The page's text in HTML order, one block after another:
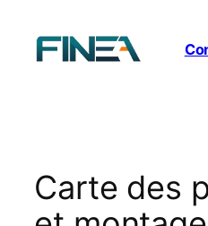
contenu
Carte des